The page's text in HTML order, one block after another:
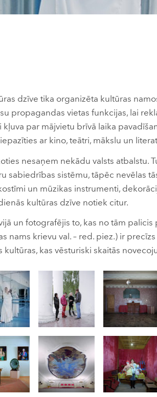
dzīve tika organizēta kultūras
propagandas vietas funkcijas, lai
par mājvietu brīvā laika
ar kino, teātri, mākslu un
nesaņem nekādu valsts atbalstu.
sabiedrības sistēmu, tāpēc nevēlas
un mūzikas instrumenti,
kultūras dzīve notiek citur.
un fotografējis to, kas no tām palicis
nams krievu val. – red. piez.) ir
kas vēsturiski skaitās